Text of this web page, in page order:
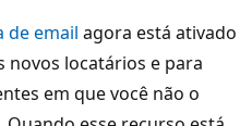
de email agora está ativado
locatários e para
em que você não o